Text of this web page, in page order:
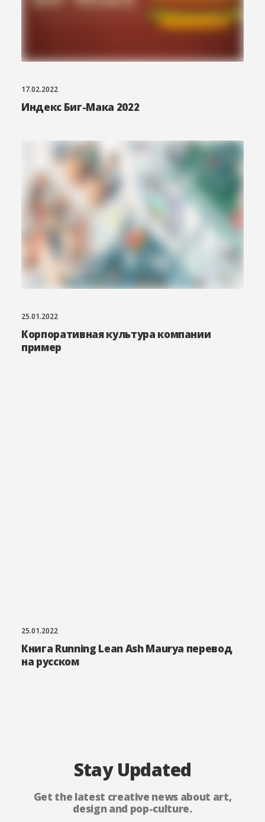
17.02.2022
Индекс Биг-Мака 2022
25.01.2022
Корпоративная культура компании
пример
25.01.2022
Книга Running Lean Ash Maurya перевод
на русском
Stay Updated
Get the latest creative news about art,
design and pop-culture.